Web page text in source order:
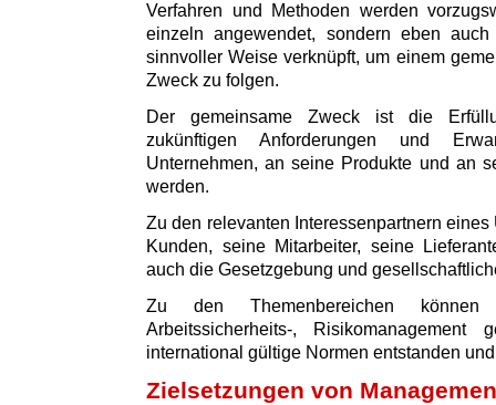
Verfahren und Methoden werden
einzeln angewendet, sondern eben
sinnvoller Weise verknüpft, um einem
Zweck zu folgen.
Der gemeinsame Zweck ist die
zukünftigen Anforderungen und
Unternehmen, an seine Produkte und an
werden.
Zu den relevanten Interessenpartnern
Kunden, seine Mitarbeiter, seine
auch die Gesetzgebung und
Zu den Themenbereichen
Arbeitssicherheits-,
international gültige Normen entstanden
Zielsetzungen von